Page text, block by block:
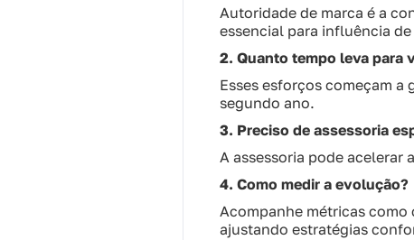
Autoridade de marca é a
essencial para influência
2. Quanto tempo leva para
Esses esforços começam a
segundo ano.
3. Preciso de assessoria
A assessoria pode acelerar
4. Como medir a evolução?
Acompanhe métricas
ajustando estratégias